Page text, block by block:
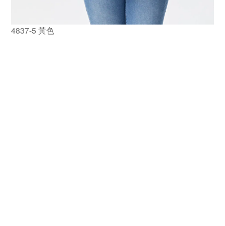
4837-5 黃色